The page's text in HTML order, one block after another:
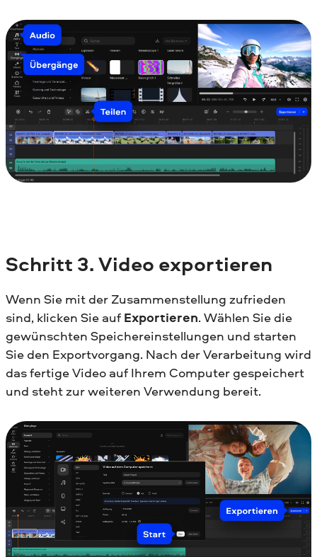
Schritt 3. Video exportieren
Wenn Sie mit der Zusammenstellung zufrieden
sind, klicken Sie auf Exportieren. Wählen Sie die
gewünschten Speichereinstellungen und starten
Sie den Exportvorgang. Nach der Verarbeitung wird
das fertige Video auf Ihrem Computer gespeichert
und steht zur weiteren Verwendung bereit.